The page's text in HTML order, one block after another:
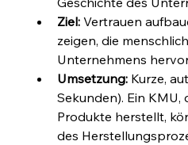
Ziel: Vertrauen
zeigen, die
Unternehmens
Umsetzung: Kurze,
Sekunden). Ein
Produkte herstellt,
des